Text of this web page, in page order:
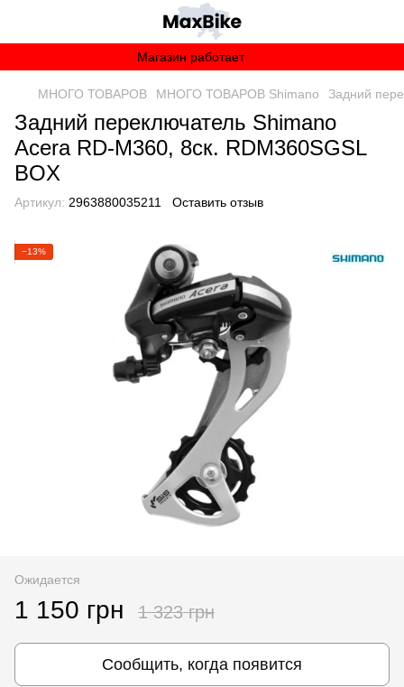
Магазин работает
МНОГО ТОВАРОВ МНОГО ТОВАРОВ Shimano Задний
Задний переключатель Shimano
Acera RD-M360, 8ск. RDM360SGSL
BOX
Артикул: 2963880035211 Оставить отзыв
−13%
Ожидается
1 150 грн 1 323 грн
Сообщить, когда появится